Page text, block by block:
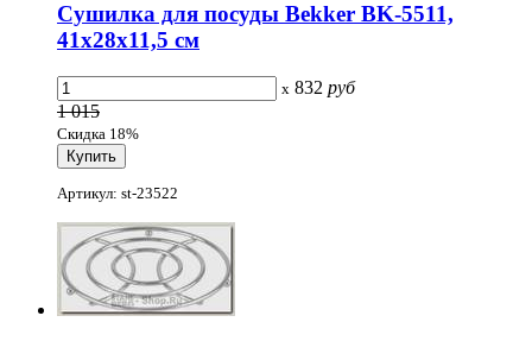
Сушилка для посуды Bekker BK-5511,
41х28х11,5 см
x 832 руб
1 015
Скидка 18%
Артикул: st-23522